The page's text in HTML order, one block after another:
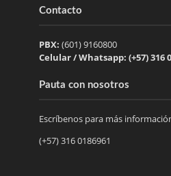
Contacto
PBX: (601) 9160800
Celular / Whatsapp: (+57) 316
Pauta con nosotros
Escríbenos para más
(+57) 316 0186961